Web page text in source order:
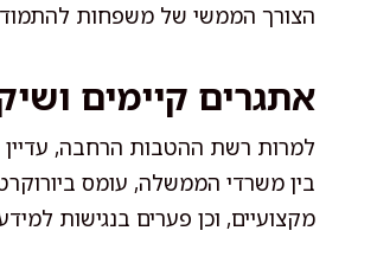
הצורך הממשי של משפחות
אתגרים קיימים
למרות רשת ההטבות הרחבה, עדיין
בין משרדי הממשלה, עומס
מקצועיים, וכן פערים בנגישות